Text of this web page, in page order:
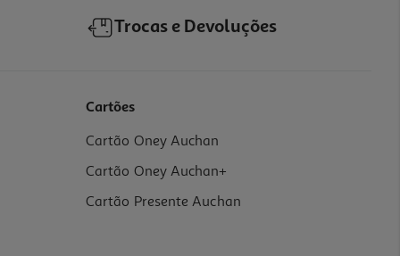
Trocas e Devoluções
Cartões
Cartão Oney Auchan
Cartão Oney Auchan+
Cartão Presente Auchan